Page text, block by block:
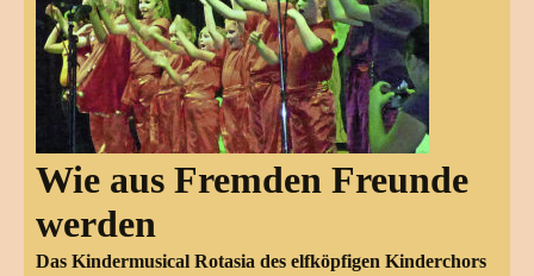
Wie aus Fremden Freunde
werden
Das Kindermusical Rotasia des elfköpfigen Kinderchors